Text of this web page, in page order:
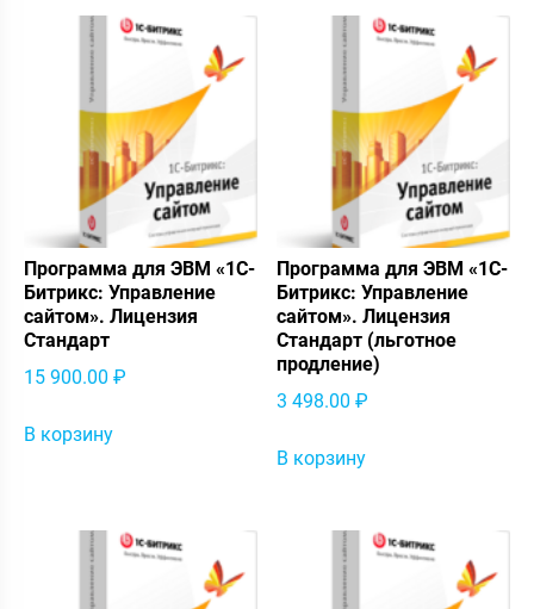
Программа для ЭВМ «1С-
Битрикс: Управление
сайтом». Лицензия
Стандарт
15 900.00 ₽
В корзину
Программа для ЭВМ «1С-
Битрикс: Управление
сайтом». Лицензия
Стандарт (льготное
продление)
3 498.00₽
В корзину